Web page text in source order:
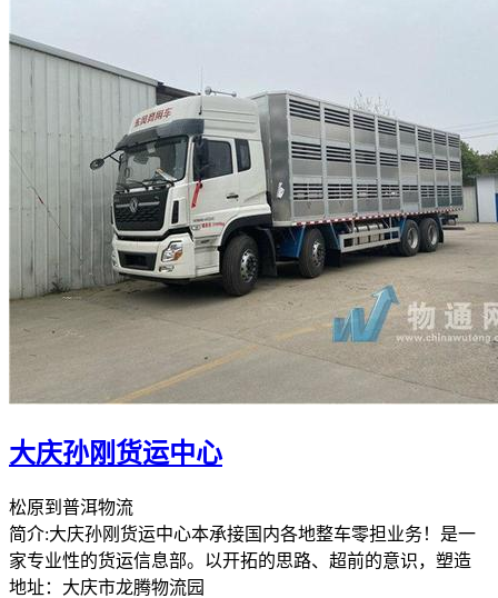
大庆孙刚货运中心
松原到普洱物流
简介:大庆孙刚货运中心本承接国内各地整车零担业务！是一
家专业性的货运信息部。以开拓的思路、超前的意识，塑造
地址：大庆市龙腾物流园